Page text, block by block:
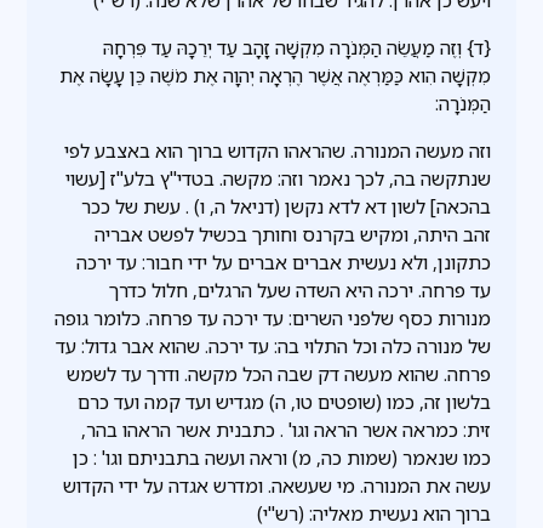
{ד} וְזֶה מַעֲשֵׂה הַמְּנֹרָה מִקְשָׁה זָהָב עַד יְרֵכָהּ עַד פִּרְחָהּ
מִקְשָׁה הִוא כַּמַּרְאֶה אֲשֶׁר הֶרְאָה יְהוָה אֶת מֹשֶׁה כֵּן עָשָׂה אֶת
הַמְּנֹרָה:
וזה מעשה המנורה. שהראהו הקדוש ברוך הוא באצבע לפי
שנתקשה בה, לכך נאמר וזה: מקשה. בטדי''ץ בלע''ז [עשוי
בהכאה] לשון דא לדא נקשן (דניאל ה, ו) . עשת של ככר
זהב היתה, ומקיש בקרנס וחותך בכשיל לפשט אבריה
כתקונן, ולא נעשית אברים אברים על ידי חבור: עד ירכה
עד פרחה. ירכה היא השדה שעל הרגלים, חלול כדרך
מנורות כסף שלפני השרים: עד ירכה עד פרחה. כלומר גופה
של מנורה כלה וכל התלוי בה: עד ירכה. שהוא אבר גדול: עד
פרחה. שהוא מעשה דק שבה הכל מקשה. ודרך עד לשמש
בלשון זה, כמו (שופטים טו, ה) מגדיש ועד קמה ועד כרם
זית: כמראה אשר הראה וגו' . כתבנית אשר הראהו בהר,
כמו שנאמר (שמות כה, מ) וראה ועשה בתבניתם וגו' : כן
עשה את המנורה. מי שעשאה. ומדרש אגדה על ידי הקדוש
ברוך הוא נעשית מאליה: (רש"י)